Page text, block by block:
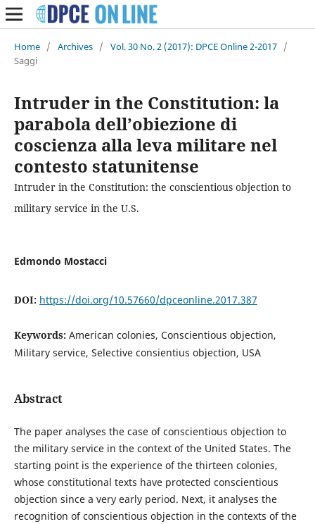
Home / Archives / Vol. 30 No. 2 (2017): DPCE Online 2-2017 /
Saggi
Intruder in the Constitution: la
parabola dell’obiezione di
coscienza alla leva militare nel
contesto statunitense
Intruder in the Constitution: the conscientious objection to
military service in the U.S.
Edmondo Mostacci
DOI: https://doi.org/10.57660/dpceonline.2017.387
Keywords: American colonies, Conscientious objection,
Military service, Selective consientius objection, USA
Abstract
The paper analyses the case of conscientious objection to
the military service in the context of the United States. The
starting point is the experience of the thirteen colonies,
whose constitutional texts have protected conscientious
objection since a very early period. Next, it analyses the
recognition of conscientious objection in the contexts of the